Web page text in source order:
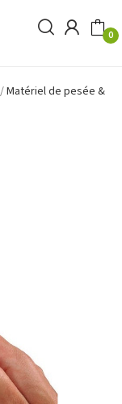
0
Matériel de pesée &